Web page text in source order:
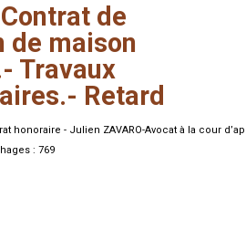
Contrat de
de maison
Travaux
Retard
honoraire - Julien ZAVARO-Avocat à la cour
: 769